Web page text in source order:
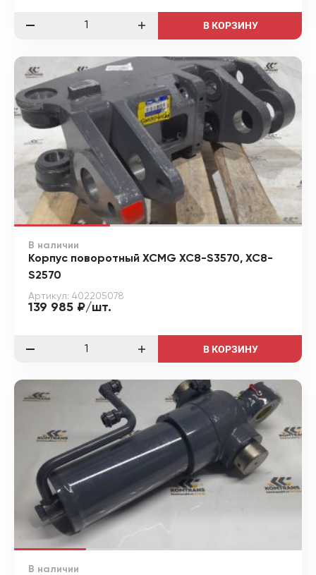
В КОРЗИНУ
В наличии
Корпус поворотный XCMG XC8-S3570, XC8-
S2570
Артикул: 402205078
139 985 ₽/шт.
В КОРЗИНУ
В наличии